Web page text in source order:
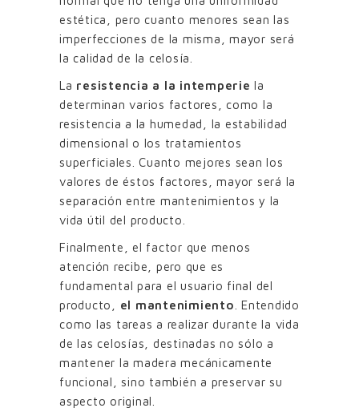
estética, pero cuanto menores sean las
imperfecciones de la misma, mayor será
la calidad de la celosía.
La resistencia a la intemperie la
determinan varios factores, como la
resistencia a la humedad, la estabilidad
dimensional o los tratamientos
superficiales. Cuanto mejores sean los
valores de éstos factores, mayor será la
separación entre mantenimientos y la
vida útil del producto.
Finalmente, el factor que menos
atención recibe, pero que es
fundamental para el usuario final del
producto, el mantenimiento . Entendido
como las tareas a realizar durante la vida
de las celosías, destinadas no sólo a
mantener la madera mecánicamente
funcional, sino también a preservar su
aspecto original.